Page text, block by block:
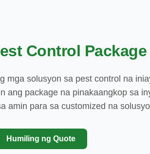
Control Package
mga solusyon sa pest control na
ang package na pinakaangkop sa
amin para sa customized na
Humiling ng Quote